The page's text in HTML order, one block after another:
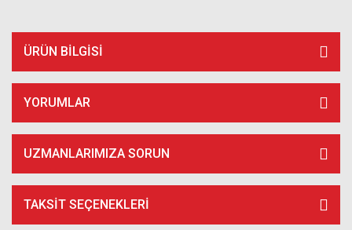
ÜRÜN BILGISI
YORUMLAR
UZMANLARIMIZA SORUN
TAKSIT SEÇENEKLERI